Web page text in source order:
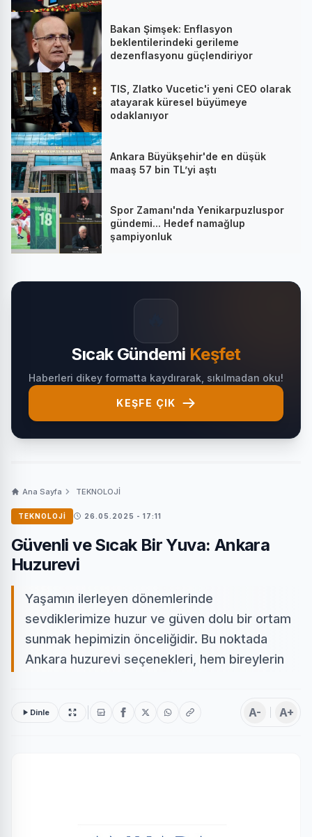
Bakan Şimşek: Enflasyon
beklentilerindeki gerileme
dezenflasyonu güçlendiriyor
TIS, Zlatko Vucetic'i yeni CEO olarak
atayarak küresel büyümeye
odaklanıyor
Ankara Büyükşehir'de en düşük
maaş 57 bin TL’yi aştı
Spor Zamanı'nda Yenikarpuzluspor
gündemi... Hedef namağlup
şampiyonluk
Sıcak Gündemi Keşfet
Haberleri dikey formatta kaydırarak, sıkılmadan oku!
KEŞFE ÇIK
Ana Sayfa TEKNOLOJİ
TEKNOLOJİ 26.05.2025 - 17:11
Güvenli ve Sıcak Bir Yuva: Ankara
Huzurevi
Yaşamın ilerleyen dönemlerinde
sevdiklerimize huzur ve güven dolu bir ortam
sunmak hepimizin önceliğidir. Bu noktada
Ankara huzurevi seçenekleri, hem bireylerin
Dinle A- A+